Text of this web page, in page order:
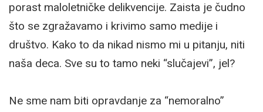
porast maloletničke delikvencije. Zaista je čudno
što se zgražavamo i krivimo samo medije i
društvo. Kako to da nikad nismo mi u pitanju, niti
naša deca. Sve su to tamo neki “slučajevi”, jel?
Ne sme nam biti opravdanje za “nemoralno”